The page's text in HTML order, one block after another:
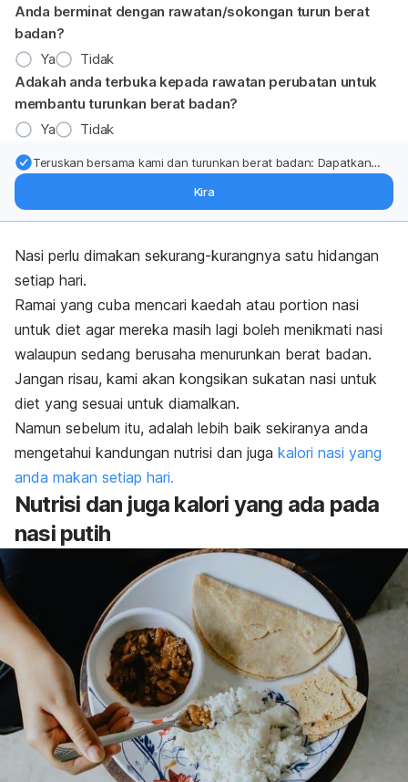
Anda berminat dengan rawatan/sokongan turun berat
badan?
Ya
Tidak
Adakah anda terbuka kepada rawatan perubatan untuk
membantu turunkan berat badan?
Ya
Tidak
Teruskan bersama kami dan turunkan berat badan: Dapatkan
badan terus ke (peti masuk > inbox) anda.
Kira
Nasi perlu dimakan sekurang-kurangnya satu hidangan
setiap hari.
Ramai yang cuba mencari kaedah atau portion nasi
untuk diet agar mereka masih lagi boleh menikmati nasi
walaupun sedang berusaha menurunkan berat badan.
Jangan risau, kami akan kongsikan sukatan nasi untuk
diet yang sesuai untuk diamalkan.
Namun sebelum itu, adalah lebih baik sekiranya anda
mengetahui kandungan nutrisi dan juga kalori nasi yang
anda makan setiap hari.
Nutrisi dan juga kalori yang ada pada
nasi putih